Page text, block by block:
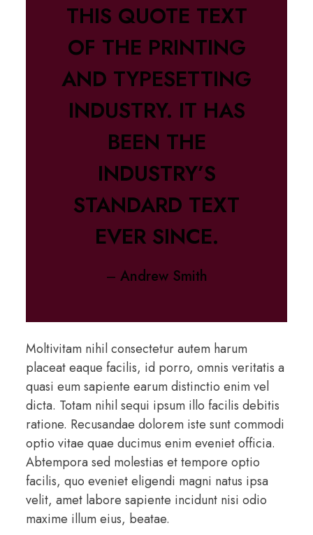
THIS QUOTE TEXT
OF THE PRINTING
AND TYPESETTING
INDUSTRY. IT HAS
BEEN THE
INDUSTRY’S
STANDARD TEXT
EVER SINCE.
– Andrew Smith
Moltivitam nihil consectetur autem harum
placeat eaque facilis, id porro, omnis veritatis a
quasi eum sapiente earum distinctio enim vel
dicta. Totam nihil sequi ipsum illo facilis debitis
ratione. Recusandae dolorem iste sunt commodi
optio vitae quae ducimus enim eveniet officia.
Abtempora sed molestias et tempore optio
facilis, quo eveniet eligendi magni natus ipsa
velit, amet labore sapiente incidunt nisi odio
maxime illum eius, beatae.